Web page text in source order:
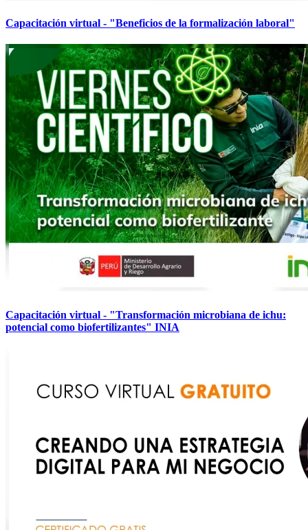
Capacitación virtual - "Beneficios de la formalización laboral"
Capacitación virtual - "Transformación microbiana de ichu:
potencial como biofertilizantes" INIA